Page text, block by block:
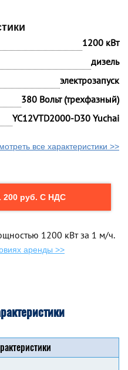
1200 кВт
дизель
электрозапуск
380 Вольт (трехфазный)
YC12VTD2000-D30 Yuchai
все характеристики >>
200 руб. С НДС
1200 кВт за 1 м/ч.
аренды >>